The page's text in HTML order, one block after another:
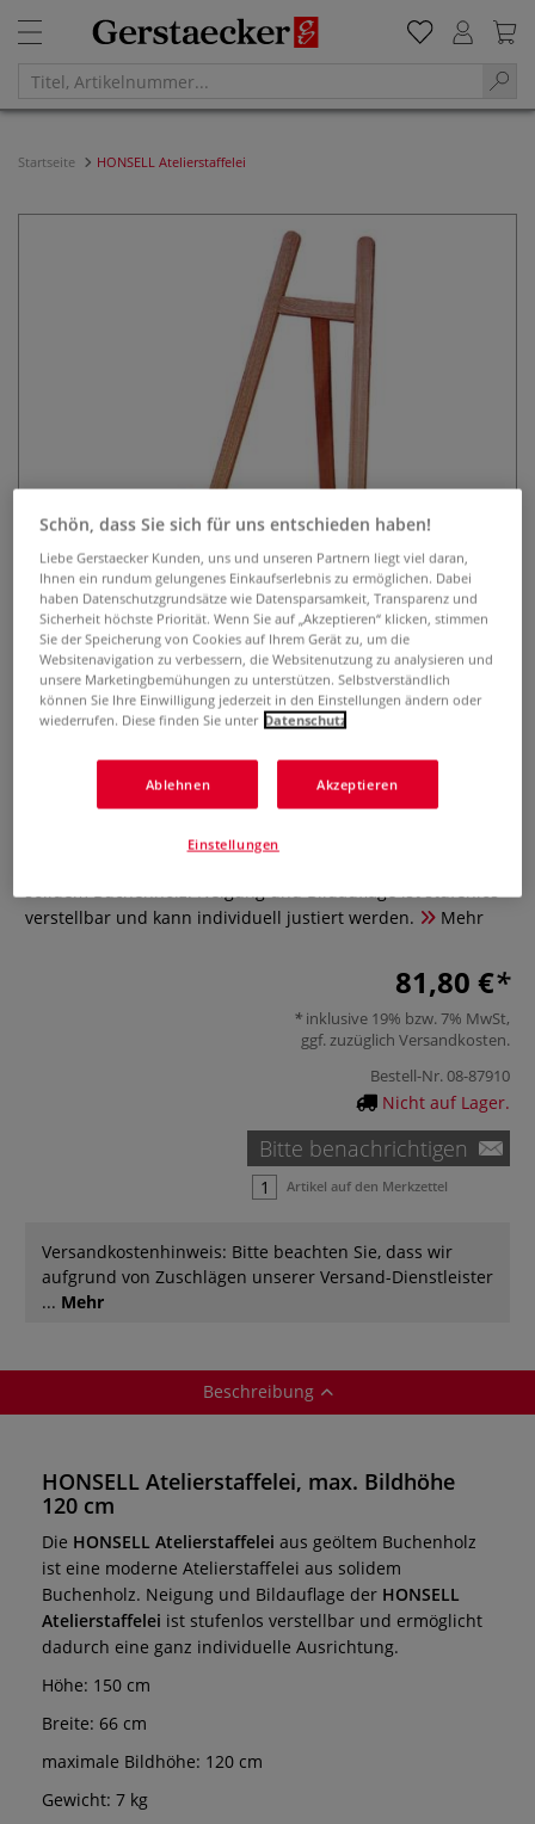
Startseite HONSELL Atelierstaffelei
0 Bewertungen
Die moderne HONSELL Atelierstaffelei aus geöltem
solidem Buchenholz. Neigung und Bildauflage ist stufenlos
verstellbar und kann individuell justiert werden.
Mehr
81,80 €
inklusive 19% bzw. 7% MwSt,
ggf. zuzüglich Versandkosten.
Bestell-Nr.08-87910
Nicht auf Lager.
Bitte benachrichtigen
Artikel auf den Merkzettel
Versandkostenhinweis: Bitte beachten Sie, dass wir
aufgrund von Zuschlägen unserer Versand-Dienstleister
... Mehr
Beschreibung
HONSELL Atelierstaffelei, max. Bildhöhe
120 cm
Die HONSELL Atelierstaffelei aus geöltem Buchenholz
ist eine moderne Atelierstaffelei aus solidem
Buchenholz. Neigung und Bildauflage der HONSELL
Atelierstaffelei ist stufenlos verstellbar und ermöglicht
dadurch eine ganz individuelle Ausrichtung.
Höhe: 150 cm
Breite: 66 cm
maximale Bildhöhe: 120 cm
Gewicht: 7 kg
Schön, dass Sie sich für uns entschieden haben!
Liebe Gerstaecker Kunden, uns und unseren Partnern liegt viel daran,
Ihnen ein rundum gelungenes Einkaufserlebnis zu ermöglichen. Dabei
haben Datenschutzgrundsätze wie Datensparsamkeit, Transparenz und
Sicherheit höchste Priorität. Wenn Sie auf „Akzeptieren“ klicken, stimmen
Sie der Speicherung von Cookies auf Ihrem Gerät zu, um die
Websitenavigation zu verbessern, die Websitenutzung zu analysieren und
unsere Marketingbemühungen zu unterstützen. Selbstverständlich
können Sie Ihre Einwilligung jederzeit in den Einstellungen ändern oder
wiederrufen. Diese finden Sie unter Datenschutz
Ablehnen Akzeptieren
Einstellungen